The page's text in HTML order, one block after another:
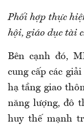
Phối hợp thực
hội, giáo dục tài
Bên cạnh đó,
cung cấp các
hạ tầng giao
năng lượng, đô
huy thế mạnh